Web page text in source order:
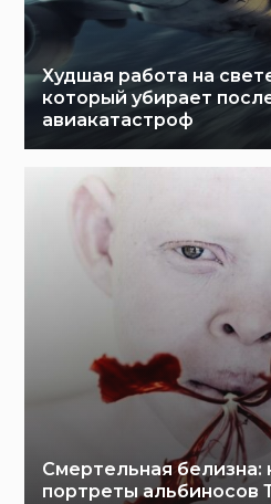
Худшая работа на
который убирает
авиакатастроф
Смертельная белизна:
портреты альбиносов